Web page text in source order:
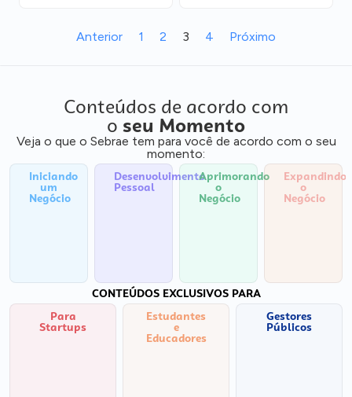
Anterior 1 2 3 4 Próximo
Conteúdos de acordo com
o seu Momento
Veja o que o Sebrae tem para você de acordo com o seu
momento:
Iniciando
um
Negócio
Desenvolvimento
Pessoal
Aprimorando
o
Negócio
Expandindo
o
Negócio
CONTEÚDOS EXCLUSIVOS PARA
Para
Startups
Estudantes
e
Educadores
Gestores
Públicos